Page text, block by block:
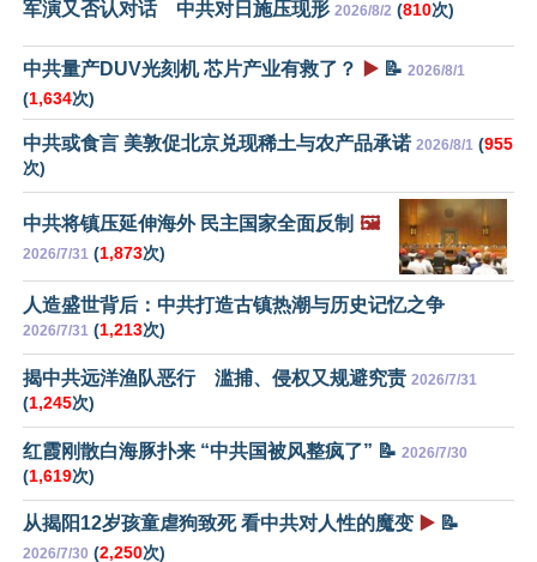
军演又否认对话 中共对日施压现形 2026/8/2 (810次)
中共量产DUV光刻机 芯片产业有救了？ ▶️ 📝 2026/8/1
(1,634次)
中共或食言 美敦促北京兑现稀土与农产品承诺 2026/8/1 (955
次)
中共将镇压延伸海外 民主国家全面反制 🖼️
2026/7/31 (1,873次)
人造盛世背后：中共打造古镇热潮与历史记忆之争
2026/7/31 (1,213次)
揭中共远洋渔队恶行 滥捕、侵权又规避究责 2026/7/31
(1,245次)
红霞刚散白海豚扑来 “中共国被风整疯了” 📝 2026/7/30
(1,619次)
从揭阳12岁孩童虐狗致死 看中共对人性的魔变 ▶️ 📝
2026/7/30 (2,250次)